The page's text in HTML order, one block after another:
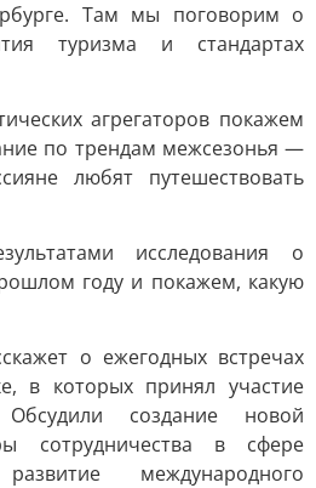
Там мы поговорим о
туризма и стандартах
агрегаторов покажем
по трендам межсезонья —
любят путешествовать
исследования о
году и покажем, какую
о ежегодных встречах
в которых принял участие
создание новой
сотрудничества в сфере
международного